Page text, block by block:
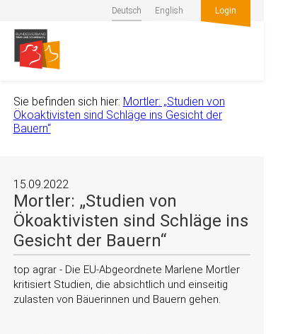
Deutsch English Login
Sie befinden sich hier: Mortler: „Studien von
Ökoaktivisten sind Schläge ins Gesicht der
Bauern“
15.09.2022
Mortler: „Studien von
Ökoaktivisten sind Schläge ins
Gesicht der Bauern“
top agrar - Die EU-Abgeordnete Marlene Mortler
kritisiert Studien, die absichtlich und einseitig
zulasten von Bäuerinnen und Bauern gehen.